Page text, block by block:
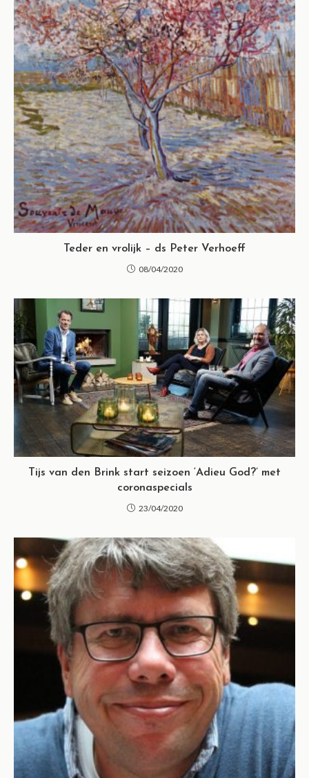
Teder en vrolijk – ds Peter Verhoeff
08/04/2020
Tijs van den Brink start seizoen ‘Adieu God?’ met
coronaspecials
23/04/2020